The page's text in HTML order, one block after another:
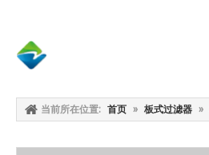
当前所在位置: 首页 » 板式过滤器 »